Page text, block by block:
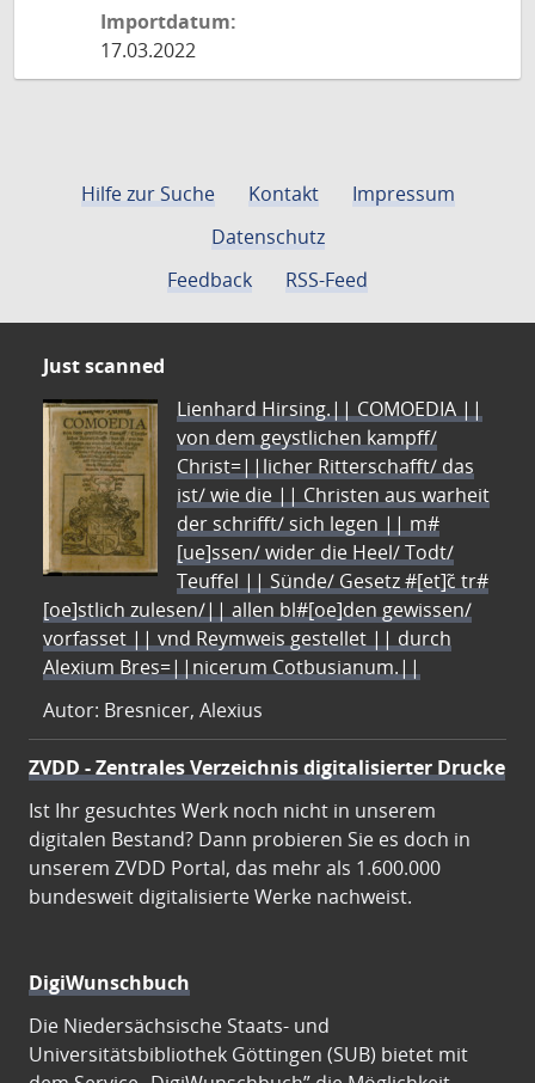
Importdatum:
17.03.2022
Hilfe zur Suche Kontakt
Impressum
Datenschutz
Feedback
RSS-Feed
Just scanned
Lienhard Hirsing.|| COMOEDIA ||
von dem geystlichen kampff/
Christ=||licher Ritterschafft/ das
ist/ wie die || Christen aus warheit
der schrifft/ sich legen || m#
[ue]ssen/ wider die Heel/ Todt/
Teuffel || Sünde/ Gesetz #[et]c̃ tr#
[oe]stlich zulesen/|| allen bl#[oe]den gewissen/
vorfasset || vnd Reymweis gestellet || durch
Alexium Bres=||nicerum Cotbusianum.||
Autor: Bresnicer, Alexius
ZVDD - Zentrales Verzeichnis digitalisierter Drucke
Ist Ihr gesuchtes Werk noch nicht in unserem
digitalen Bestand? Dann probieren Sie es doch in
unserem ZVDD Portal, das mehr als 1.600.000
bundesweit digitalisierte Werke nachweist.
DigiWunschbuch
Die Niedersächsische Staats- und
Universitätsbibliothek Göttingen (SUB) bietet mit